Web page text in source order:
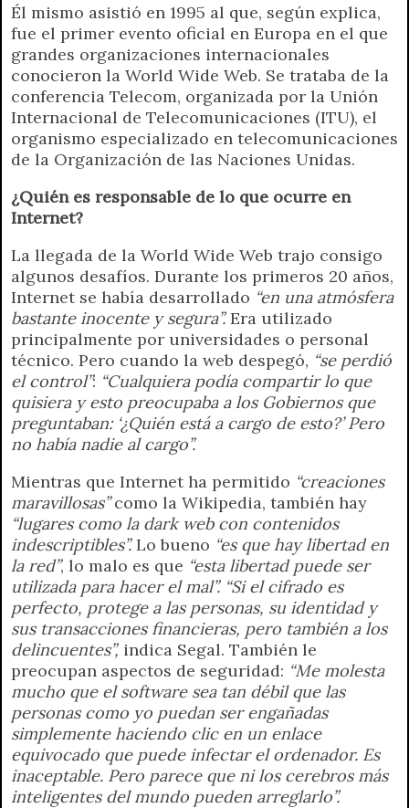
Él mismo asistió en 1995 al que, según explica,
fue el primer evento oficial en Europa en el que
grandes organizaciones internacionales
conocieron la World Wide Web. Se trataba de la
conferencia Telecom, organizada por la Unión
Internacional de Telecomunicaciones (ITU), el
organismo especializado en telecomunicaciones
de la Organización de las Naciones Unidas.
¿Quién es responsable de lo que ocurre en
Internet?
La llegada de la World Wide Web trajo consigo
algunos desafíos. Durante los primeros 20 años,
Internet se había desarrollado “en una atmósfera
bastante inocente y segura”.Era utilizado
principalmente por universidades o personal
técnico. Pero cuando la web despegó, “se perdió
el control”: “Cualquiera podía compartir lo que
quisiera y esto preocupaba a los Gobiernos que
preguntaban: ‘¿Quién está a cargo de esto?’ Pero
no había nadie al cargo”.
Mientras que Internet ha permitido “creaciones
maravillosas”como la Wikipedia, también hay
“lugares como la dark web con contenidos
indescriptibles”.Lo bueno “es que hay libertad en
la red”, lo malo es que “esta libertad puede ser
utilizada para hacer el mal”. “Si el cifrado es
perfecto, protege a las personas, su identidad y
sus transacciones financieras, pero también a los
delincuentes”, indica Segal. También le
preocupan aspectos de seguridad: “Me molesta
mucho que el software sea tan débil que las
personas como yo puedan ser engañadas
simplemente haciendo clic en un enlace
equivocado que puede infectar el ordenador. Es
inaceptable. Pero parece que ni los cerebros más
inteligentes del mundo pueden arreglarlo”.